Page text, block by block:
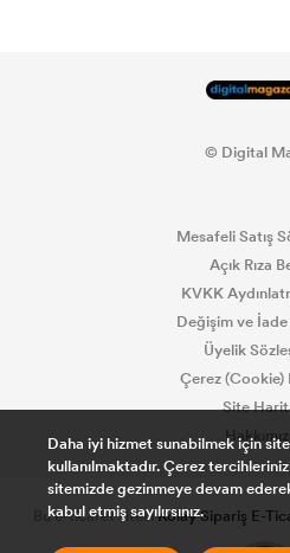
© Digital
Mesafeli Satış
Açık Rıza
KVKK
Değişim ve
Üyelik
Çerez (Cookie)
Site
Bu e-ticaret sitesiKolay Sipariş E-
Daha iyi hizmet sunabilmek için
kullanılmaktadır. Çerez
sitemizde gezinmeye devam ederek
kabul etmiş sayılırsınız.